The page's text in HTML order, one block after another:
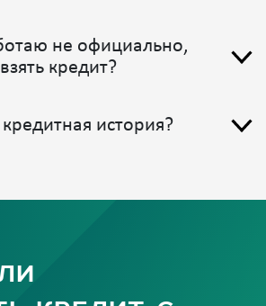
не официально,
кредит?
история?